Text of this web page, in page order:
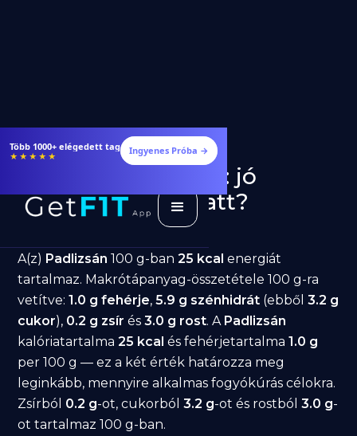
Több 1000+ elégedett tag
★★★★★ Ingyenes Próba →
Padlizsán fogyásra: jó
választás diéta alatt?
A(z) Padlizsán 100 g-ban25 kcal energiát
tartalmaz. Makrótápanyag-összetétele 100 g-ra
vetítve:1.0 g fehérje,5.9 g szénhidrát (ebből3.2 g
cukor), 0.2 g zsír és3.0 g rost. A Padlizsán
kalóriatartalma25 kcal és fehérjetartalma1.0 g
per 100 g — ez a két érték határozza meg
leginkább, mennyire alkalmas fogyókúrás célokra.
Zsírból 0.2 g-ot, cukorból3.2 g-ot és rostból3.0 g-
ot tartalmaz 100 g-ban.